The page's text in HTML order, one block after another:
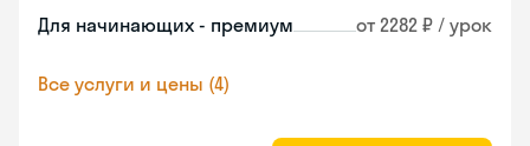
Для начинающих - премиум от 2282 ₽ / урок
Все услуги и цены (4)